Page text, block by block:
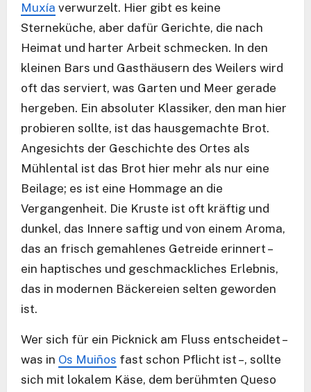
Muxía verwurzelt. Hier gibt es keine
Sterneküche, aber dafür Gerichte, die nach
Heimat und harter Arbeit schmecken. In den
kleinen Bars und Gasthäusern des Weilers wird
oft das serviert, was Garten und Meer gerade
hergeben. Ein absoluter Klassiker, den man hier
probieren sollte, ist das hausgemachte Brot.
Angesichts der Geschichte des Ortes als
Mühlental ist das Brot hier mehr als nur eine
Beilage; es ist eine Hommage an die
Vergangenheit. Die Kruste ist oft kräftig und
dunkel, das Innere saftig und von einem Aroma,
das an frisch gemahlenes Getreide erinnert –
ein haptisches und geschmackliches Erlebnis,
das in modernen Bäckereien selten geworden
ist.
Wer sich für ein Picknick am Fluss entscheidet –
was in Os Muiños fast schon Pflicht ist –, sollte
sich mit lokalem Käse, dem berühmten Queso